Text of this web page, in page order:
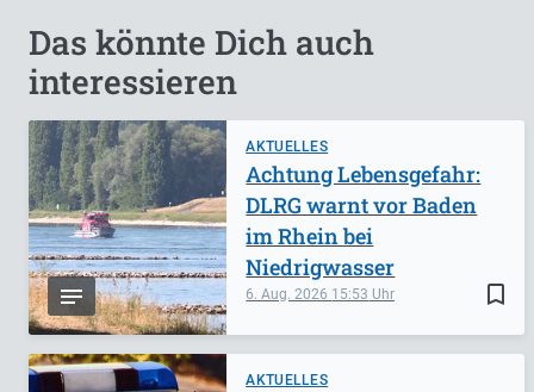
Das könnte Dich auch
interessieren
AKTUELLES
bookmark_border
6. Aug. 2026 15:53
Achtung Lebensgefahr:
DLRG warnt vor Baden
im Rhein bei
Niedrigwasser
AKTUELLES